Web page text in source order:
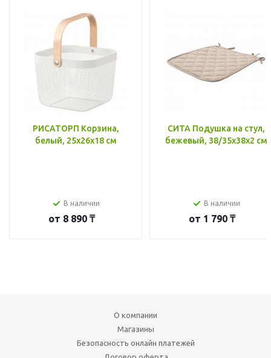
РИСАТОРП Корзина,
белый, 25x26x18 см
В наличии
от 8 890 ₸
СИТА Подушка на стул,
бежевый, 38/35x38x2 см
В наличии
от 1 790 ₸
О компании
Магазины
Безопасность онлайн платежей